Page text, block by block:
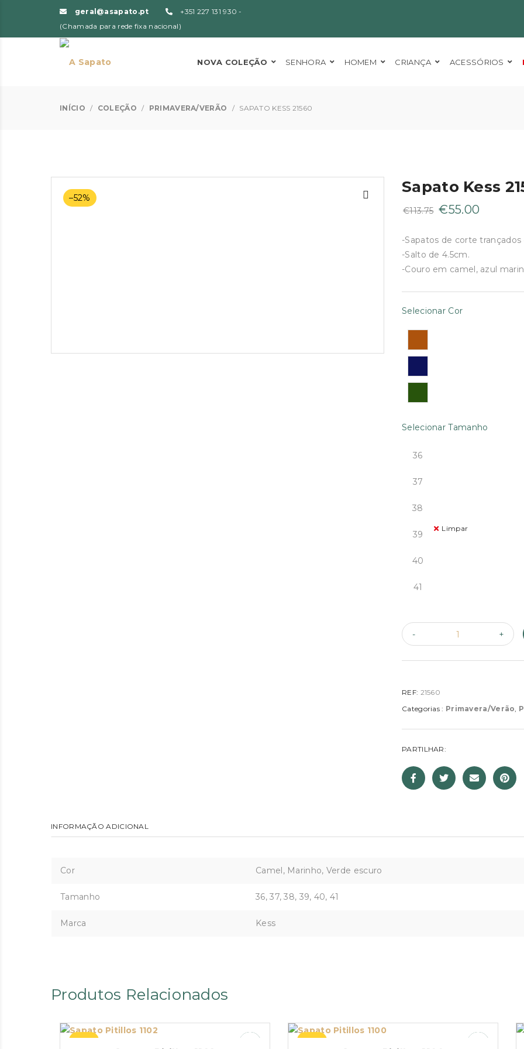
geral@asapato.pt
+351 227 131 930 -
(Chamada para rede fixa nacional)
NOVA COLEÇÃO SENHORA HOMEM CRIANÇA ACESSÓRIOS
INÍCIO / COLEÇÃO / PRIMAVERA/VERÃO / SAPATO KESS 21560
–52%
Sapato Kess
€113.75 O
original
era:
€113.75.
€55.00
atual
€55.00.
-Sapatos de corte
-Salto de 4.5cm.
-Couro em camel, azul
Selecionar Cor
Selecionar Tamanho
36
37
38
39
40
41
Limpar
REF: 21560
Categorias : Primavera/Verão,
PARTILHAR:
INFORMAÇÃO ADICIONAL
Cor Camel, Marinho, Verde escuro
Tamanho 36, 37, 38, 39, 40, 41
Marca Kess
Produtos Relacionados
–49% –27%